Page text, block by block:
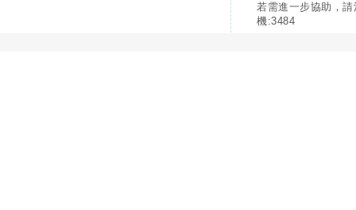
若需進一步協助，
機:3484